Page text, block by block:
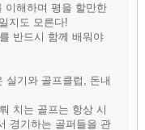
이해하며 평을 할만한
지도 모른다!
반드시 함께 배워야
실기와 골프클럽, 돈내
치는 골프는 항상 시
경기하는 골퍼들을 관